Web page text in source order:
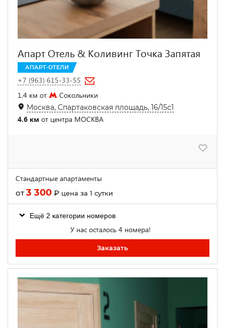
Апарт Отель & Коливинг Точка Запятая
АПАРТ-ОТЕЛИ
+7 (963) 615-33-55
1.4 км от
Сокольники
Москва, Спартаковская площадь, 16/15с1
4.6 км от центра МОСКВА
Стандартные апартаменты
от3 300 ₽ цена за 1 сутки
Ещё 2 категории номеров
У нас осталось 4 номера!
Заказать